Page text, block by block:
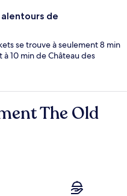
de
se trouve à seulement 8 min
10 min de Château des
The Old